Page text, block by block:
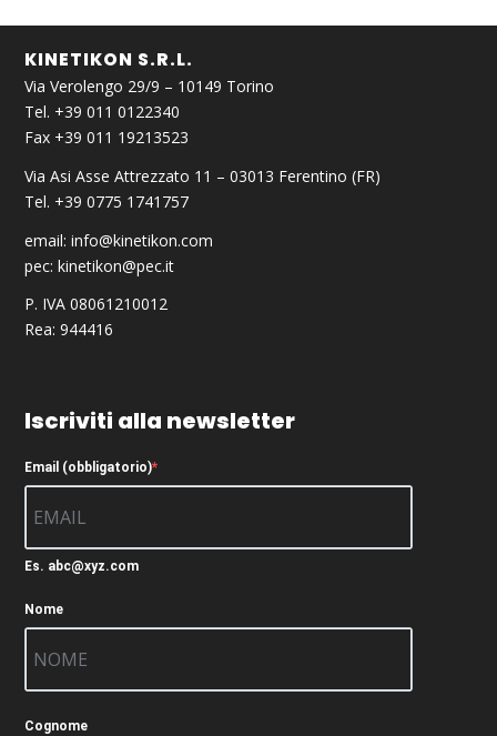
KINETIKON S.R.L.
Via Verolengo 29/9 – 10149 Torino
Tel. +39 011 0122340
Fax +39 011 19213523
Via Asi Asse Attrezzato 11 – 03013 Ferentino (FR)
Tel. +39 0775 1741757
email:info@kinetikon.com
pec:kinetikon@pec.it
P. IVA 08061210012
Rea: 944416
Iscriviti alla newsletter
Email (obbligatorio)
Es. abc@xyz.com
Nome
Cognome